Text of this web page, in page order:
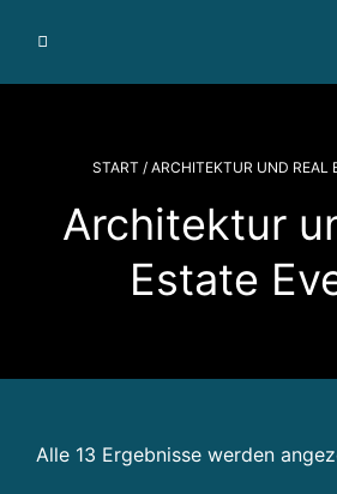
m
bi
li
e
n
v
m
k
START / ARCHITEKTUR UND REAL
Architektur
Estate
Alle 13 Ergebnisse werden